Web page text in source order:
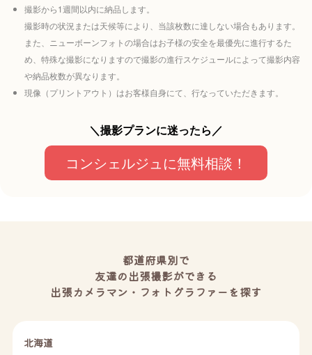
撮影から1週間以内に納品します。
撮影時の状況または天候等により、当該枚数に達しない場合もあります。
また、ニューボーンフォトの場合はお子様の安全を最優先に進行するた
め、特殊な撮影になりますので撮影の進行スケジュールによって撮影内容
や納品枚数が異なります。
現像（プリントアウト）はお客様自身にて、行なっていただきます。
＼撮影プランに迷ったら／
コンシェルジュに無料相談！
都道府県別で
友達の出張撮影ができる
出張カメラマン・フォトグラファーを探す
北海道